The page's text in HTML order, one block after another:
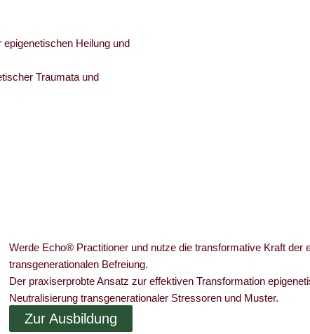
Heilung und
Traumata und
Werde Echo® Practitioner und nutze die transformative Kraft der
transgenerationalen Befreiung.
Der praxiserprobte Ansatz zur effektiven Transformation
Neutralisierung transgenerationaler Stressoren und Muster.
Zur Ausbildung